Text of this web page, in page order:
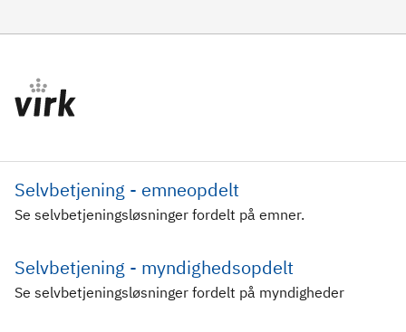
Selvbetjening - emneopdelt
Se selvbetjeningsløsninger fordelt på emner.
Selvbetjening - myndighedsopdelt
Se selvbetjeningsløsninger fordelt på myndigheder